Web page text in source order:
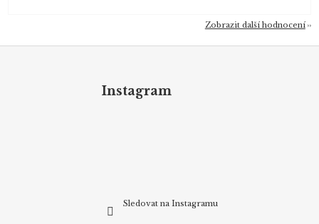
Zobrazit další hodnocení
Instagram
Sledovat na Instagramu